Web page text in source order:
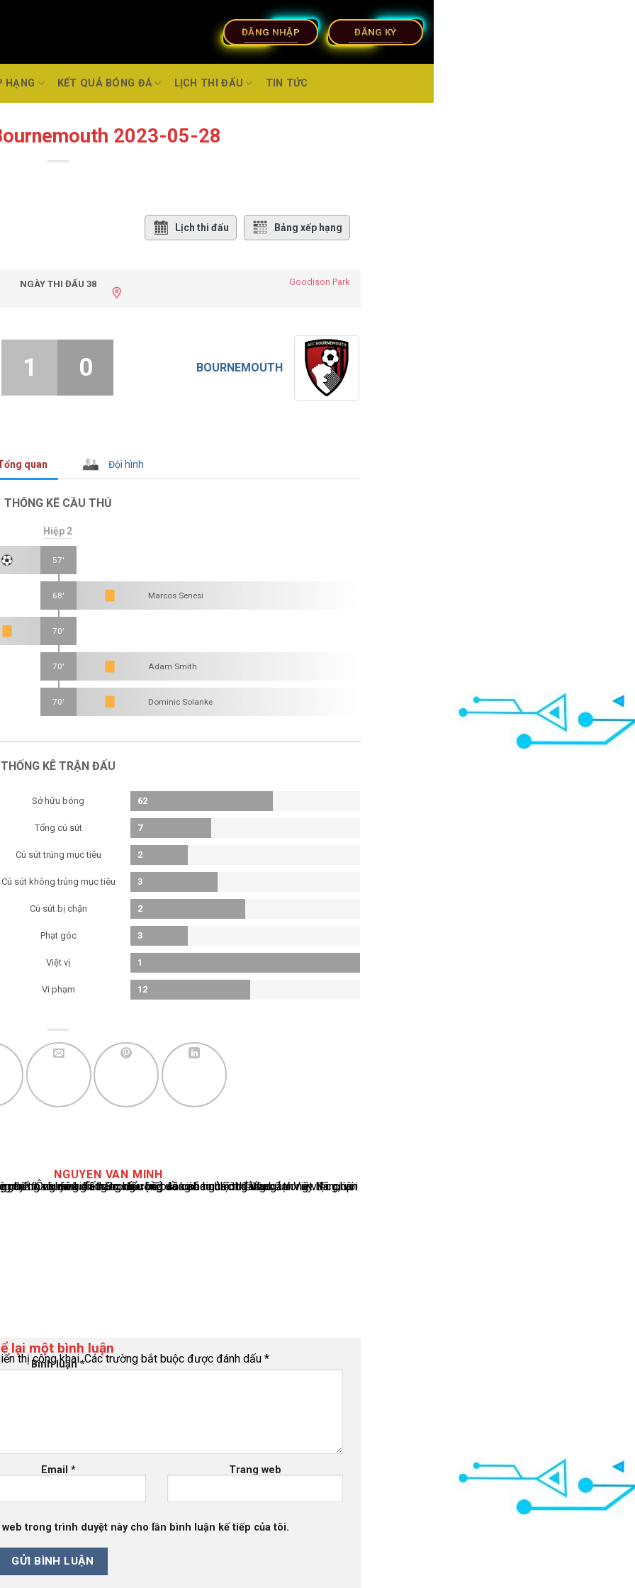
ĐĂNG NHẬP ĐĂNG KÝ
HẠNG KẾT QUẢ BÓNG ĐÁ LỊCH THI ĐẤU TIN TỨC
2023-05-28
Lịch thi đấu Bảng xếp hạng
NGÀY THI ĐẤU 38 Goodison Park
BOURNEMOUTH
1 0
quan Đội hình
THỐNG KÊ CẦU THỦ
Hiệp 2
57'
68' Marcos Senesi
70'
70' Adam Smith
70' Dominic Solanke
THỐNG KÊ TRẬN ĐẤU
Sở hữu bóng 62
Tổng cú sút 7
Cú sút trúng mục tiêu 2
Cú sút không trúng mục tiêu 3
Cú sút bị chặn 2
Phạt góc 3
Việt vị 1
Vi phạm 12
NGUYEN VAN MINH
tin tức thể thao tại Việt Nam, với hơn 10 năm hoạt động trong ngành. Ông có kiến thức sâu rộng và kinh nghiệm đáng kể trong việc phân tích và báo cáo về các sự kiện thể thao hàng đầu. Sự hiểu biết sâu sắc của ông về ngành này đã giúp ông xây dựng uy tín và danh tiếng trong cộng đồng báo chí thể thao.
lại một bình luận
thị công khai. Các trường bắt buộc được đánh dấu *
Bình luận*
Email * Trang web
trong trình duyệt này cho lần bình luận kế tiếp của tôi.